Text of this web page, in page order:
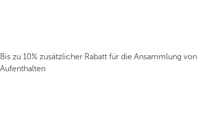
Bis zu 10% zusätzlicher Rabatt für die Ansammlung von
Aufenthalten